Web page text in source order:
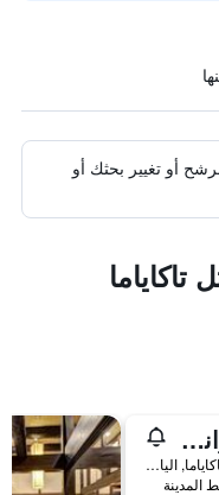
أو تغيير بحثك أو
هونجين هيرانويا كاشوان
1-34 Honmachi, تاكاياما, اليابان